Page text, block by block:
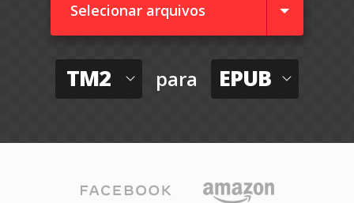
Selecionar arquivos
TM2 para EPUB